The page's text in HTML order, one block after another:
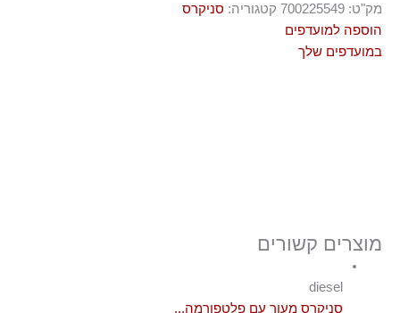
מק"ט: 700225549 קטגוריה: סניקרס
הוספה למועדפים
במועדפים שלך
מוצרים קשורים
diesel
סניקרס מעור עם פלטפורמה...